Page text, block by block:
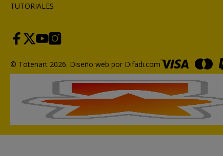
TUTORIALES
© Totenart 2026. Diseño web por Difadi.com